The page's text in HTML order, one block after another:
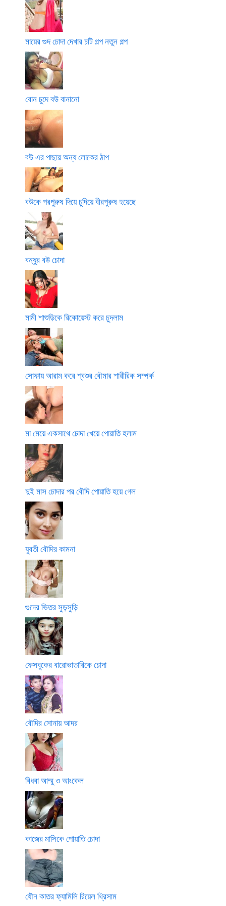
মায়ের গুদ চোদা দেখার চটি গল্প নতুন গল্প
বোন চুদে বউ বানানো
বউ এর পাছায় অন্য লোকের ঠাপ
বউকে পরপুরুষ দিয়ে চুদিয়ে বীরপুরুষ হয়েছে
বন্ধুর বউ চোদা
মামী শাশুড়িকে রিকোয়েস্ট করে চুদলাম
সোফায় আরাম করে শ্বশুর বৌমার শারীরিক সম্পর্ক
মা মেয়ে একসাথে চোদা খেয়ে পোয়াতি হলাম
দুই মাস চোদার পর বৌদি পোয়াতি হয়ে গেল
যুবতী বৌদির কামনা
গুদের ভিতর সুড়সুড়ি
ফেসবুকের বারোভাতারিকে চোদা
বৌদির সোনায় আদর
বিধবা আম্মু ও আংকেল
কাজের মাসিকে পোয়াতি চোদা
যৌন কাতর ফ্যামিলি রিয়েল থ্রিসাম